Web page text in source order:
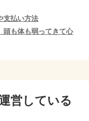
支払い方法
頭も体も弱ってきて心
営している